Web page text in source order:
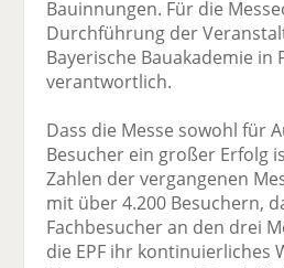
Bauinnungen. Für die
Durchführung der
Bayerische Bauakademie in
verantwortlich.
Dass die Messe sowohl für
Besucher ein großer Erfolg
Zahlen der vergangenen
mit über 4.200 Besuchern,
Fachbesucher an den drei
die EPF ihr kontinuierliches